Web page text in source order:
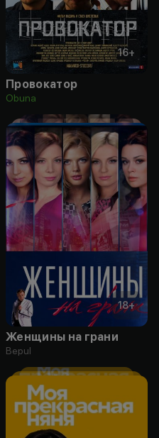
16+
Провокатор
Obuna
18+
Женщины на грани
Bepul